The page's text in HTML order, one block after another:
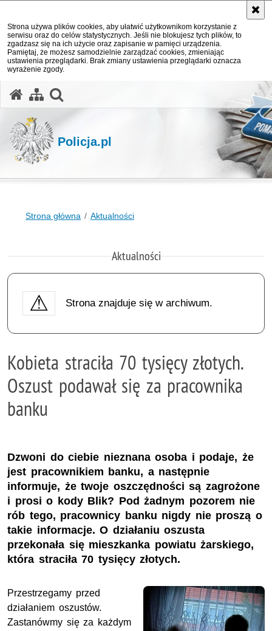
Strona używa plików cookies, aby ułatwić użytkownikom korzystanie z
serwisu oraz do celów statystycznych. Jeśli nie blokujesz tych plików, to
zgadzasz się na ich użycie oraz zapisanie w pamięci urządzenia.
Pamiętaj, że możesz samodzielnie zarządzać cookies, zmieniając
ustawienia przeglądarki. Brak zmiany ustawienia przeglądarki oznacza
wyrażenie zgody.
Policja.pl
Strona główna Aktualności
Aktualności
Strona znajduje się w archiwum.
Kobieta straciła 70 tysięcy złotych.
Oszust podawał się za pracownika
banku
Dzwoni do ciebie nieznana osoba i podaje, że
jest pracownikiem banku, a następnie
informuje, że twoje oszczędności są zagrożone
i prosi o kody Blik? Pod żadnym pozorem nie
rób tego, pracownicy banku nigdy nie proszą o
takie informacje. O działaniu oszusta
przekonała się mieszkanka powiatu żarskiego,
która straciła 70 tysięcy złotych.
Przestrzegamy przed
działaniem oszustów.
Zastanówmy się za każdym